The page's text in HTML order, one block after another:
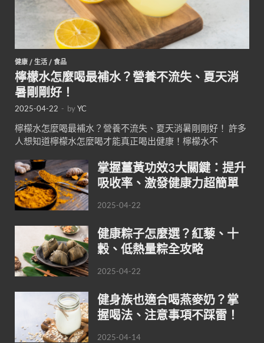
健康 / 生活 / 食品
檸檬水怎麼喝最補水？營養不流失、夏天消
暑剛剛好！
2025-04-22 - byYC
檸檬水怎麼喝最補水？營養不流失、夏天消暑剛剛好！ 許多
人想知道檸檬水怎麼喝才能真正喝出健康！檸檬水不
掌握薑黃功效3大關鍵：提升
吸收率、激發健康力超簡單
2025-04-22
健康粽子怎麼選？紅藜、十
穀、低熱量粽全攻略
2025-04-22
健身族也適合喝燕麥奶？掌
握喝法、注意事項不踩雷！
2025-04-14